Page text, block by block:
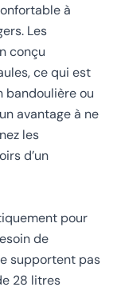
à
Les
conçu
ce qui est
bandoulière ou
avantage à ne
les
d’un
pour
de
supportent pas
28 litres